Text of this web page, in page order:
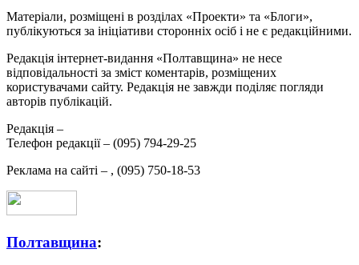
Матеріали, розміщені в розділах «Проекти» та «Блоги»,
публікуються за ініціативи сторонніх осіб і не є редакційними.
Редакція інтернет-видання «Полтавщина» не несе
відповідальності за зміст коментарів, розміщених
користувачами сайту. Редакція не завжди поділяє погляди
авторів публікацій.
Редакція –
Телефон редакції – (095) 794-29-25
Реклама на сайті – , (095) 750-18-53
Полтавщина: